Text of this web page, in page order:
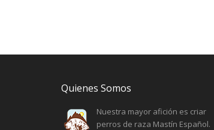
Quienes Somos
Nuestra mayor afición es criar
perros de raza Mastín Español.